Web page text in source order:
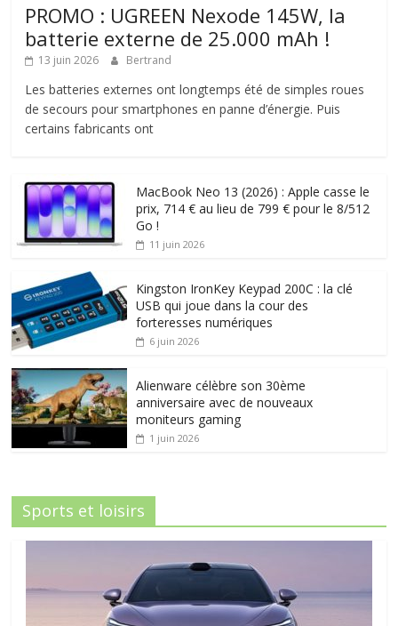
PROMO : UGREEN Nexode 145W, la
batterie externe de 25.000 mAh !
13 juin 2026 Bertrand
Les batteries externes ont longtemps été de simples roues
de secours pour smartphones en panne d’énergie. Puis
certains fabricants ont
MacBook Neo 13 (2026) : Apple casse le
prix, 714 € au lieu de 799 € pour le 8/512
Go !
11 juin 2026
Kingston IronKey Keypad 200C : la clé
USB qui joue dans la cour des
forteresses numériques
6 juin 2026
Alienware célèbre son 30ème
anniversaire avec de nouveaux
moniteurs gaming
1 juin 2026
Sports et loisirs